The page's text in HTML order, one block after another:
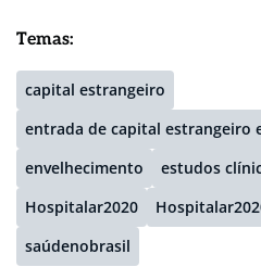
Temas:
capital estrangeiro
entrada de capital estrangeiro
envelhecimento
estudos
Hospitalar2020
saúdenobrasil